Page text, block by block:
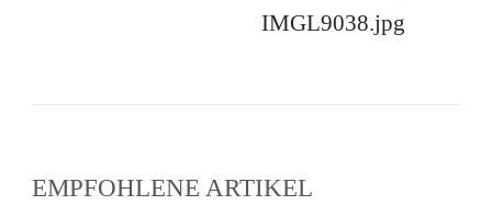
IMGL9038.jpg
EMPFOHLENE ARTIKEL